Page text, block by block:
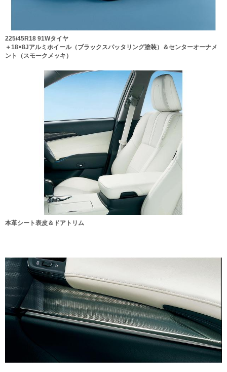
225/45R18 91Wタイヤ
＋18×8Jアルミホイール（ブラックスパッタリング塗装）＆センターオーナメ
ント（スモークメッキ）
本革シート表皮＆ドアトリム